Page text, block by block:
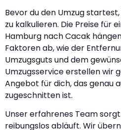
Bevor du den Umzug
zu kalkulieren. Die Preise für
Hamburg nach Cacak
Faktoren ab, wie der
Umzugsguts und dem
Umzugsservice erstellen wir
Angebot für dich, das genau
zugeschnitten ist.
Unser erfahrenes Team
reibungslos abläuft. Wir